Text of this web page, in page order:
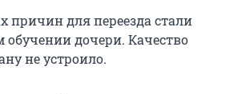
причин для переезда стали
дочери. Качество
не устроило.